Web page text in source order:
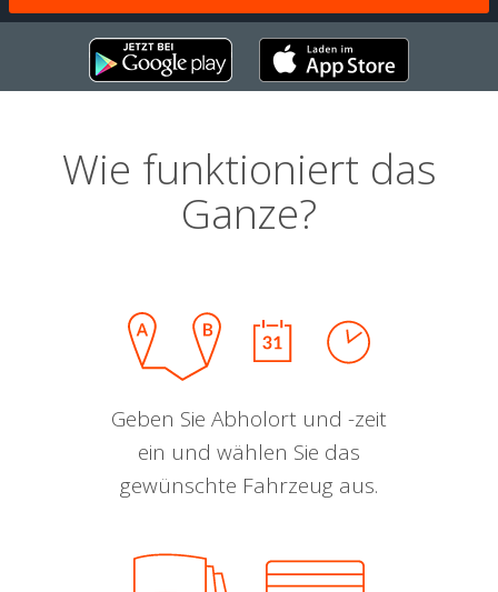
Wie funktioniert das
Ganze?
Geben Sie Abholort und -zeit
ein und wählen Sie das
gewünschte Fahrzeug aus.